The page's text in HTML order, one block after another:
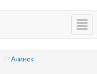
Ачинск